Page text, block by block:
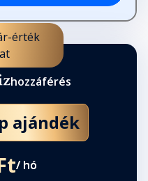
érték
hozzáférés
ajándék
/ hó